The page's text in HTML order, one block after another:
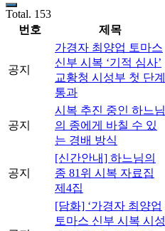
Total. 153
번호
제목
공지
가경자 최양업 토마스
신부 시복 ‘기적 심사’
교황청 시성부 첫 단계
통과
공지
시복 추진 중인 하느님
의 종에게 바칠 수 있
는 경배 방식
공지
[신간안내] 하느님의
종 81위 시복 자료집
제4집
[담화] ‘가경자 최양업
토마스 신부 시복 시성